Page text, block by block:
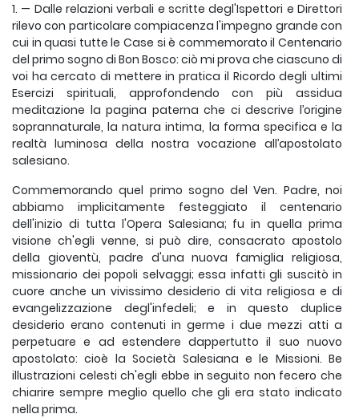
1. — Dalle relazioni verbali e scritte degl'Ispettori e Direttori
rilevo con particolare compiacenza l'impegno grande con
cui in quasi tutte le Case si è commemorato il Centenario
del primo sogno di Bon Bosco: ciò mi prova che ciascuno di
voi ha cercato di mettere in pratica il Ricordo degli ultimi
Esercizi spirituali, approfondendo con più assidua
meditazione la pagina paterna che ci descrive l’origine
soprannaturale, la natura intima, la forma specifica e la
realtà luminosa della nostra vocazione all’apostolato
salesiano.
Commemorando quel primo sogno del Ven. Padre, noi
abbiamo implicitamente festeggiato il centenario
dell'inizio di tutta l'Opera Salesiana; fu in quella prima
visione ch'egli venne, si può dire, consacrato apostolo
della gioventù, padre d'una nuova famiglia religiosa,
missionario dei popoli selvaggi; essa infatti gli suscitò in
cuore anche un vivissimo desiderio di vita religiosa e di
evangelizzazione degl'infedeli; e in questo duplice
desiderio erano contenuti in germe i due mezzi atti a
perpetuare e ad estendere dappertutto il suo nuovo
apostolato: cioè la Società Salesiana e le Missioni. Be
illustrazioni celesti ch'egli ebbe in seguito non fecero che
chia­rire sempre meglio quello che gli era stato indicato
nella prima.